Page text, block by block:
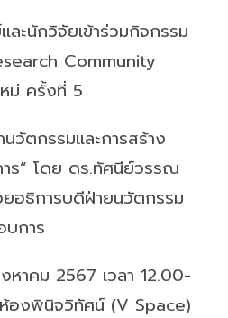
ละนักวิจัยเข้าร่วมกิจกรรม
Community
ม่ ครั้งที่ 5
วัตกรรมและการสร้าง
ร” โดย ดร.ทัศนีย์วรรณ
ธิการบดีฝ่ายนวัตกรรม
บการ
าคม 2567 เวลา 12.00-
องพินิจวิทัศน์ (V Space)